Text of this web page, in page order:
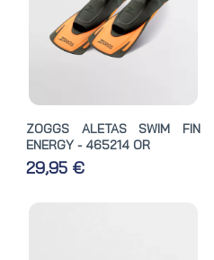
ZOGGS ALETAS SWIM FIN
ENERGY - 465214 OR
29,95 €